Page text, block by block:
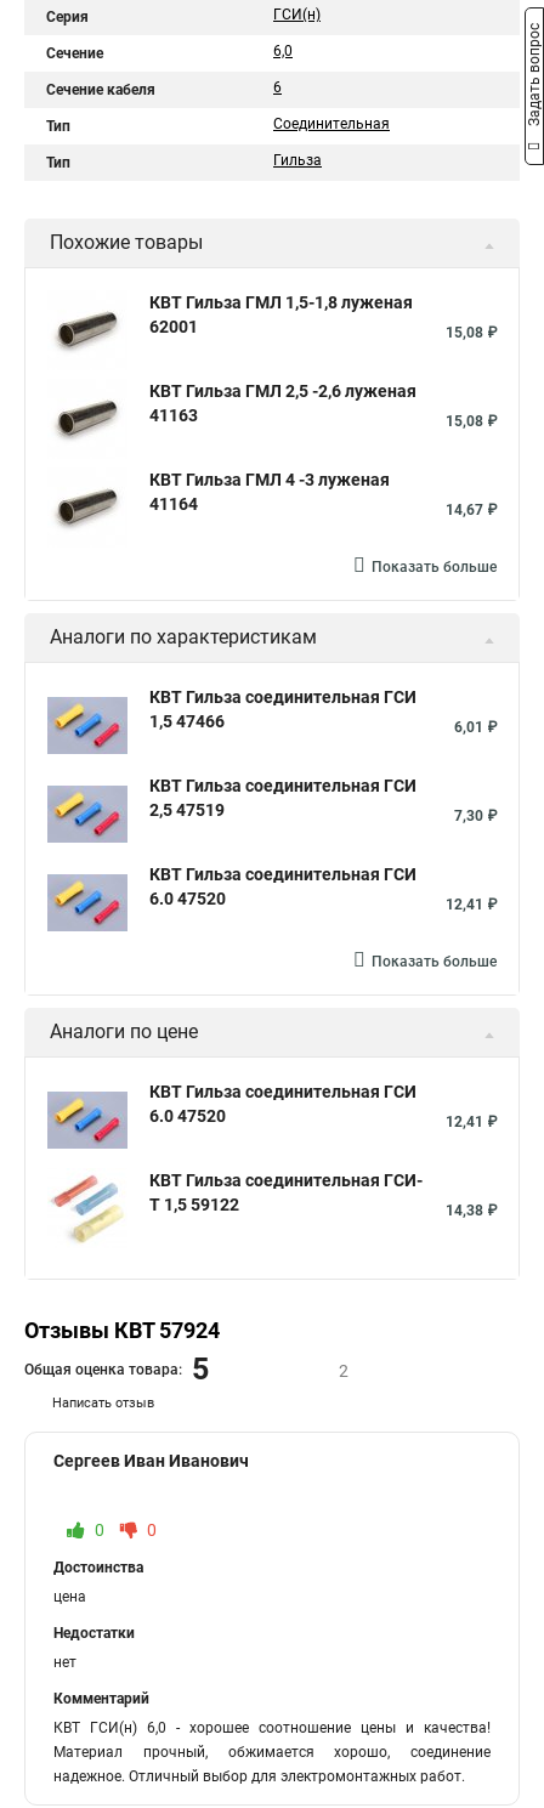
Серия ГСИ(н)
Сечение 6,0
Сечение кабеля 6
Тип Соединительная
Тип Гильза
Похожие товары
КВТ Гильза ГМЛ 1,5-1,8 луженая
62001
15,08 ₽
КВТ Гильза ГМЛ 2,5 -2,6 луженая
41163
15,08 ₽
КВТ Гильза ГМЛ 4 -3 луженая
41164
14,67 ₽
Показать больше
Аналоги по характеристикам
КВТ Гильза соединительная ГСИ
1,5 47466
6,01 ₽
КВТ Гильза соединительная ГСИ
2,5 47519
7,30 ₽
КВТ Гильза соединительная ГСИ
6.0 47520
12,41 ₽
Показать больше
Аналоги по цене
КВТ Гильза соединительная ГСИ
6.0 47520
12,41 ₽
КВТ Гильза соединительная ГСИ-
Т 1,5 59122
14,38 ₽
Отзывы КВТ 57924
Написать отзыв
Общая оценка товара: 5 2
Сергеев Иван Иванович
0 0
Достоинства
цена
Недостатки
нет
Комментарий
КВТ ГСИ(н) 6,0 - хорошее соотношение цены и качества!
Материал прочный, обжимается хорошо, соединение
надежное. Отличный выбор для электромонтажных работ.
Задать вопрос